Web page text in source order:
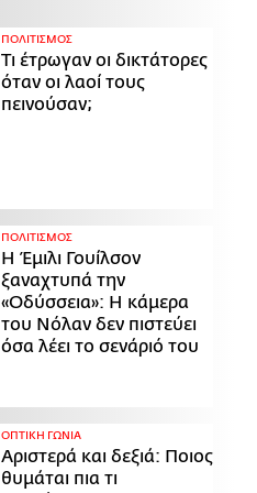
ΠΟΛΙΤΙΣΜΟΣ
Τι έτρωγαν οι δικτάτορες
όταν οι λαοί τους
πεινούσαν;
ΠΟΛΙΤΙΣΜΟΣ
Η Έμιλι Γουίλσον
ξαναχτυπά την
«Οδύσσεια»: Η κάμερα
του Νόλαν δεν πιστεύει
όσα λέει το σενάριό του
ΟΠΤΙΚΗ ΓΩΝΙΑ
Αριστερά και δεξιά: Ποιος
θυμάται πια τι